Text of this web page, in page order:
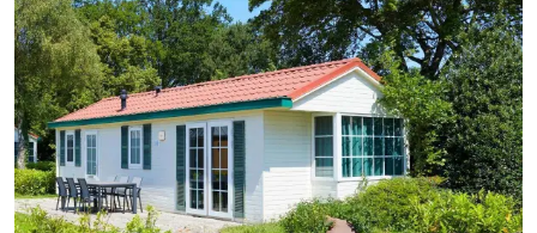
Schwimmbader
-
Radfahren
-
Wandern
-
Reiten
-
Golfplatze
-